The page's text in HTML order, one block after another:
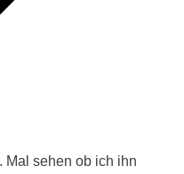
Mal sehen ob ich ihn